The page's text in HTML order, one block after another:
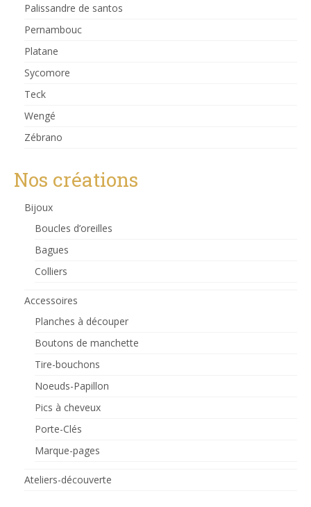
Palissandre de santos
Pernambouc
Platane
Sycomore
Teck
Wengé
Zébrano
Nos créations
Bijoux
Boucles d’oreilles
Bagues
Colliers
Accessoires
Planches à découper
Boutons de manchette
Tire-bouchons
Noeuds-Papillon
Pics à cheveux
Porte-Clés
Marque-pages
Ateliers-découverte